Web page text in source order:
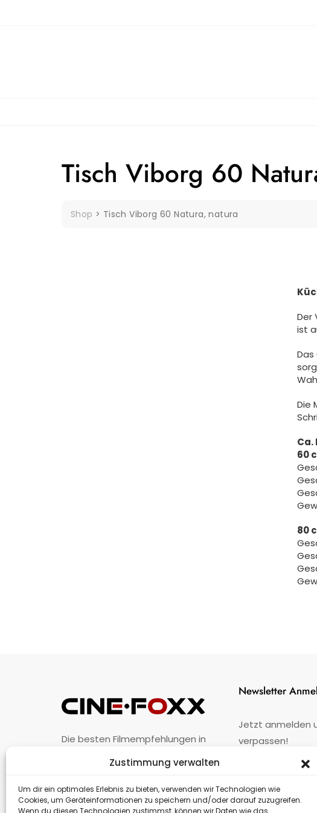
Zustimmung verwalten
Um dir ein optimales Erlebnis zu bieten, verwenden wir Technologien wie
Cookies, um Geräteinformationen zu speichern und/oder darauf zuzugreifen.
Wenn du diesen Technologien zustimmst, können wir Daten wie das
Tisch Viborg 60
Shop > Tisch Viborg 60 Natura, natura
Der
ist
Die
Ca.
60
80
Die besten Filmempfehlungen in
Unternehmen · Impressum · Kontakt
Newsletter
Jetzt anmelden
verpassen!
nicht gefunden.